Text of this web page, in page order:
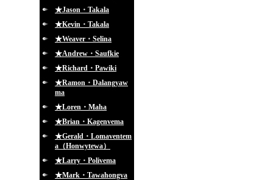
★Jason・Takala
★Kevin・Takala
★Weaver・Selina
★Andrew・Saufkie
★Richard・Pawiki
★Ramon・Dalangyaw
ma
★Loren・Maha
★Brian・Kagenvema
★Gerald・Lomaventem
a（Honwytewa）
★Larry・Polivema
★Mark・Tawahongva